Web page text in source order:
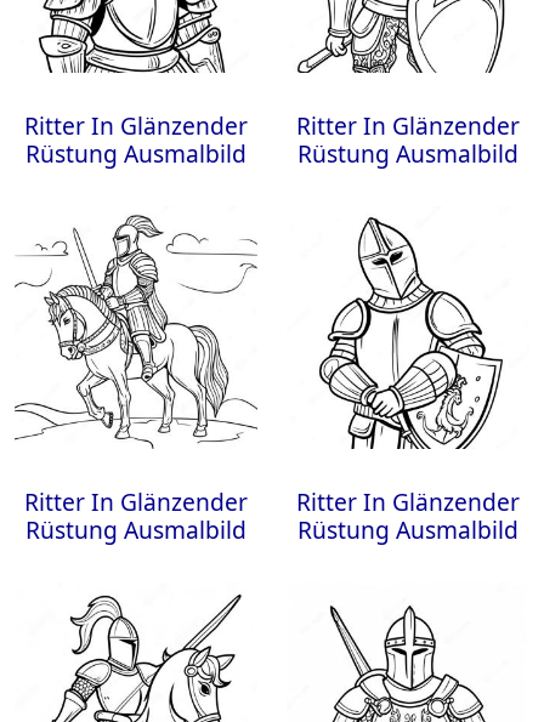
Ritter In Glänzender
Rüstung Ausmalbild
Ritter In Glänzender
Rüstung Ausmalbild
Ritter In Glänzender
Rüstung Ausmalbild
Ritter In Glänzender
Rüstung Ausmalbild